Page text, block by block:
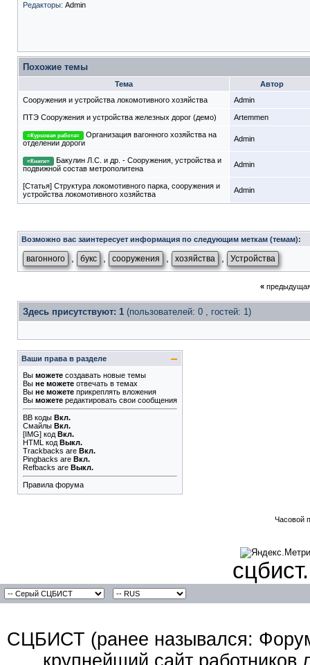
Редакторы: Admin
Похожие темы
Тема
Автор
Сооружения и устройства локомотивного хозяйства
Admin
ПТЭ Сооружения и устройства железных дорог (демо) Artemmen
=Курсовая работа=
Организация вагонного хозяйства на
отделении дороги
Admin
=Книги=
Бакулин Л.С. и др. - Сооружения, устройства и
подвижной состав метрополитена
Admin
[Статья] Структура локомотивного парка, сооружения и
устройства локомотивного хозяйства
Admin
Возможно вас заинтересует информация по следующим меткам (темам):
вагонного букс сооружения хозяйства Устройства
«
Здесь присутствуют: 1 (пользователей: 0 , гостей: 1)
Ваши права в разделе
Вы можете создавать новые темы
Вы не можете отвечать в темах
Вы не можете прикреплять вложения
Вы можете редактировать свои сообщения
BB коды Вкл.
Смайлы Вкл.
[IMG] код Вкл.
HTML код Выкл.
Trackbacks are Вкл.
Pingbacks are Вкл.
Refbacks are Выкл.
Правила форума
Часовой
СЦБИСТ (ранее назывался:
крупнейший сайт работников